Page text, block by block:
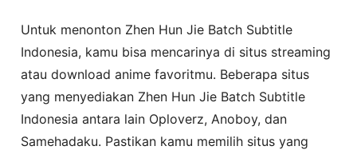
Untuk menonton Zhen Hun Jie Batch Subtitle
Indonesia, kamu bisa mencarinya di situs streaming
atau download anime favoritmu. Beberapa situs
yang menyediakan Zhen Hun Jie Batch Subtitle
Indonesia antara lain Oploverz, Anoboy, dan
Samehadaku. Pastikan kamu memilih situs yang